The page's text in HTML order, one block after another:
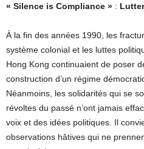
« Silence is Compliance » :
À la fin des années 1990, les
système colonial et les luttes
Hong Kong continuaient de poser
construction d’un régime
Néanmoins, les solidarités qui se
révoltes du passé n’ont jamais
voix et des idées politiques. Il
observations hâtives qui ne